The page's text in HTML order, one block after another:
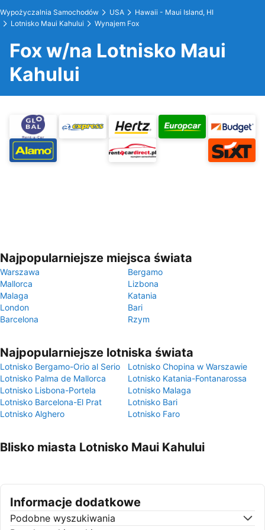
Wypożyczalnia Samochodów USA
Hawaii - Maui Island, HI
Lotnisko Maui Kahului
Wynajem Fox
Fox w/na Lotnisko Maui
Kahului
Najpopularniejsze miejsca świata
Warszawa
Bergamo
Mallorca
Lizbona
Malaga
Katania
London
Bari
Barcelona
Rzym
Najpopularniejsze lotniska świata
Lotnisko Bergamo-Orio al Serio
Lotnisko Chopina w Warszawie
Lotnisko Palma de Mallorca
Lotnisko Katania-Fontanarossa
Lotnisko Lisbona-Portela
Lotnisko Malaga
Lotnisko Barcelona-El Prat
Lotnisko Bari
Lotnisko Alghero
Lotnisko Faro
Blisko miasta Lotnisko Maui Kahului
Informacje dodatkowe
Podobne wyszukiwania